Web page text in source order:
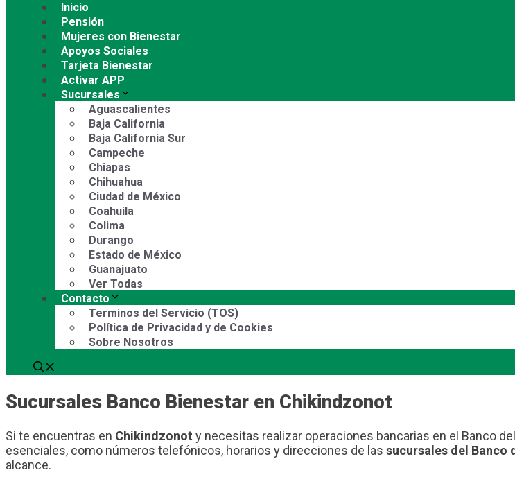
Inicio
Pensión
Mujeres con Bienestar
Apoyos Sociales
Tarjeta Bienestar
Activar APP
Sucursales
Aguascalientes
Baja California
Baja California Sur
Campeche
Chiapas
Chihuahua
Ciudad de México
Coahuila
Colima
Durango
Estado de México
Guanajuato
Ver Todas
Contacto
Terminos del Servicio (TOS)
Política de Privacidad y de Cookies
Sobre Nosotros
Sucursales Banco Bienestar en Chikindzonot
Si te encuentras en Chikindzonot y necesitas realizar operaciones bancarias en el Banco
esenciales, como números telefónicos, horarios y direcciones de las sucursales del Banco
alcance.